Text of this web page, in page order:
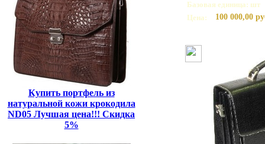
Купить портфель из
натуральной кожи крокодила
ND05 Лучшая цена!!! Скидка
5%
Базовая единица: шт
Цена:
100 000,00